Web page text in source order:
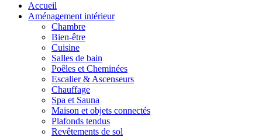
Accueil
Aménagement intérieur
Chambre
Bien-être
Cuisine
Salles de bain
Poêles et Cheminées
Escalier & Ascenseurs
Chauffage
Spa et Sauna
Maison et objets connectés
Plafonds tendus
Revêtements de sol